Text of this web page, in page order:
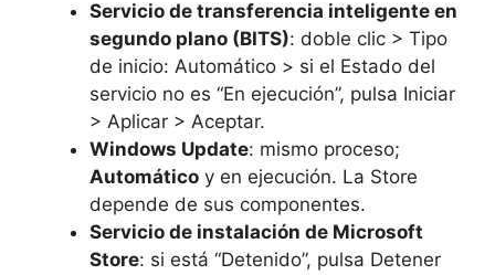
Servicio de transferencia inteligente en
segundo plano (BITS): doble clic > Tipo
de inicio: Automático > si el Estado del
servicio no es “En ejecución”, pulsa Iniciar
> Aplicar > Aceptar.
Windows Update: mismo proceso;
Automático y en ejecución. La Store
depende de sus componentes.
Servicio de instalación de Microsoft
Store: si está “Detenido”, pulsa Detener